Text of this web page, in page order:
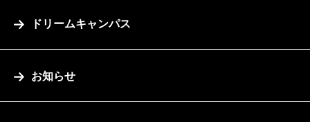
ドリームキャンパス
お知らせ